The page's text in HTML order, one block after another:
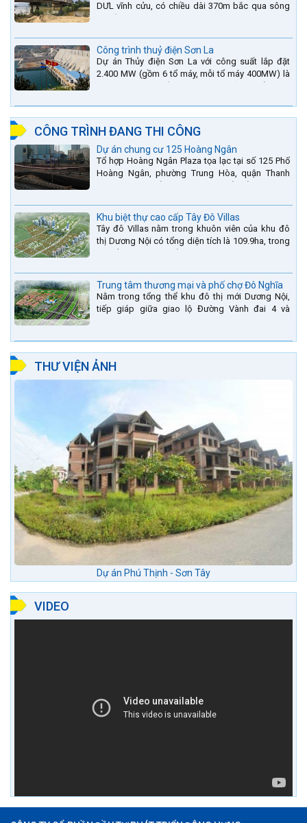
DƯL vĩnh cửu, có chiều dài 370m bắc qua sông
Công trình thuỷ điện Sơn La
Dự án Thủy điện Sơn La với công suất lắp đặt
2.400 MW (gồm 6 tổ máy, mỗi tổ máy 400MW) là
CÔNG TRÌNH ĐANG THI CÔNG
Dự án chung cư 125 Hoàng Ngân
Tổ hợp Hoàng Ngân Plaza tọa lạc tại số 125 Phố
Hoàng Ngân, phường Trung Hòa, quận Thanh
Khu biệt thự cao cấp Tây Đô Villas
Tây đô Villas nằm trong khuôn viên của khu đô
thị Dương Nội có tổng diện tích là 109.9ha, trong
Trung tâm thương mại và phố chợ Đô Nghĩa
Nằm trong tổng thể khu đô thị mới Dương Nội,
tiếp giáp giữa giao lộ Đường Vành đai 4 và
THƯ VIỆN ẢNH
Dự án Phú Thịnh - Sơn Tây
VIDEO